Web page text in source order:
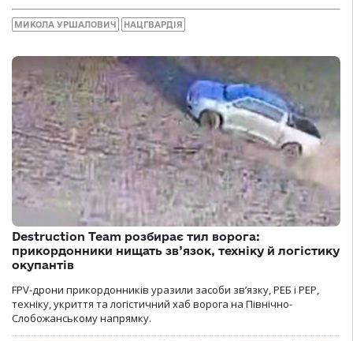
МИКОЛА УРШАЛОВИЧ НАЦГВАРДІЯ
Destruction Team розбирає тил ворога:
прикордонники нищать зв’язок, техніку й логістику
окупантів
FPV-дрони прикордонників уразили засоби зв’язку, РЕБ і РЕР,
техніку, укриття та логістичний хаб ворога на Північно-
Слобожанському напрямку.